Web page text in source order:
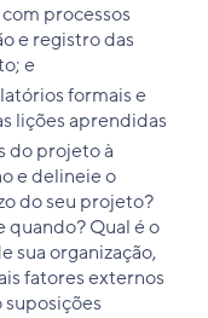
processos
e registro das
e
formais e
lições aprendidas
do projeto à
e delineie o
do seu projeto?
quando? Qual é o
sua organização,
fatores externos